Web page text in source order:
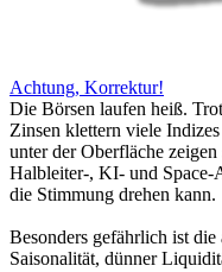
Achtung, Korrektur!
Die Börsen laufen heiß.
Zinsen klettern viele
unter der Oberfläche
Halbleiter-, KI- und Space-
die Stimmung drehen kann.
Besonders gefährlich ist
Saisonalität, dünner